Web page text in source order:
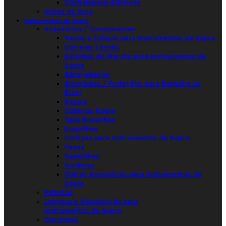
Contrabaixos Elétricos
Violas de Arco
Instrumentos de Sopro
Acessórios / Componentes
Sacos e Estojos para Instrumentos de Sopro
Correias | Arnês
Estantes de Marcha para Instrumentos de
Sopro
Abraçadeiras
Almofadas / Proteções para Boquilha ou
Bisel
Bocais
Cabeças Flauta
Tapa Boquilhas
Boquilhas
Cortiças para Instrumentos de Sopro
Peças
Sapatilhas
Surdinas
Outros Acessórios para Instrumentos de
Sopro
Palhetas
Limpeza e Manutenção para
Instrumentos de Sopro
Clarinetes